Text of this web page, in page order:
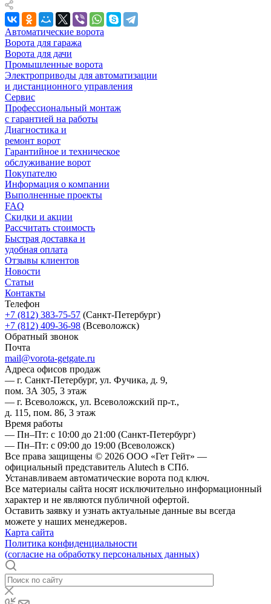
Автоматические ворота
Ворота для гаража
Ворота для дачи
Промышленные ворота
Электроприводы для автоматизации
и дистанционного управления
Сервис
Профессиональный монтаж
с гарантией на работы
Диагностика и
ремонт ворот
Гарантийное и техническое
обслуживание ворот
Покупателю
Информация о компании
Выполненные проекты
FAQ
Скидки и акции
Рассчитать стоимость
Быстрая доставка и
удобная оплата
Отзывы клиентов
Новости
Статьи
Контакты
Телефон
+7 (812) 383-75-57 (Санкт-Петербург)
+7 (812) 409-36-98 (Всеволожск)
Обратный звонок
Почта
mail@vorota-getgate.ru
Адреса офисов продаж
— г. Санкт-Петербург, ул. Фучика, д. 9,
пом. 3А 305, 3 этаж
— г. Всеволожск, ул. Всеволожский пр-т.,
д. 115, пом. 86, 3 этаж
Время работы
— Пн–Пт: с 10:00 до 21:00 (Санкт-Петербург)
— Пн–Пт: с 09:00 до 19:00 (Всеволожск)
Все права защищены © 2026 ООО «Гет Гейт» —
официальный представитель Alutech в СПб.
Устанавливаем автоматические ворота под ключ.
Все материалы сайта носят исключительно информационный
характер и не являются публичной офертой.
Оставить заявку и узнать актуальные данные вы всегда
можете у наших менеджеров.
Карта сайта
Политика конфиденциальности
(согласие на обработку персональных данных)